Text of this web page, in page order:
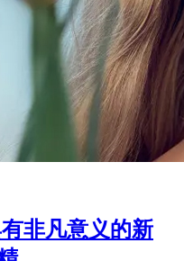
非凡意义的新